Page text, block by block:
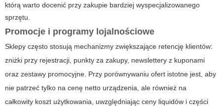
którą warto docenić przy zakupie bardziej wyspecjalizowanego
sprzętu.
Promocje i programy lojalnościowe
Sklepy często stosują mechanizmy zwiększające retencję klientów:
zniżki przy rejestracji, punkty za zakupy, newslettery z kuponami
oraz zestawy promocyjne. Przy porównywaniu ofert istotne jest, aby
nie patrzeć tylko na cenę netto urządzenia, ale również na
całkowity koszt użytkowania, uwzględniając ceny liquidów i części